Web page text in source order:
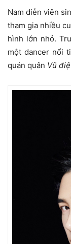
Nam diễn viên
tham gia nhiều
hình lớn nhỏ.
một dancer nổi
quán quân Vũ